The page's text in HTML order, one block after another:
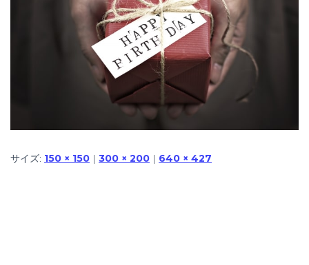
サイズ: 150 × 150 | 300 × 200 | 640 × 427